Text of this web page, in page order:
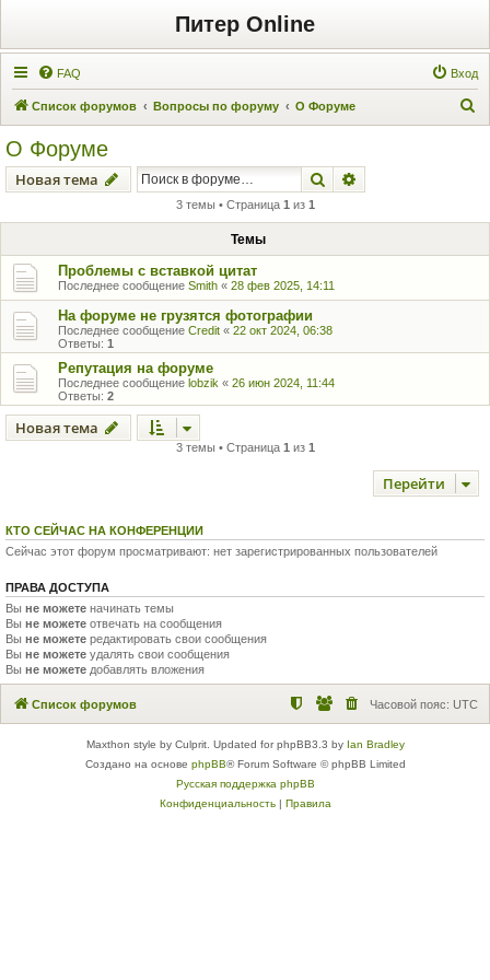
Питер Online
FAQ Вход
Список форумов Вопросы по форуму О Форуме
О Форуме
Новая тема Поиск
3 темы • Страница 1 из 1
Темы
Проблемы с вставкой цитат
Последнее сообщение Smith « 28 фев 2025, 14:11
На форуме не грузятся фотографии
Последнее сообщение Credit « 22 окт 2024, 06:38
Ответы: 1
Репутация на форуме
Последнее сообщение lobzik « 26 июн 2024, 11:44
Ответы: 2
Новая тема
3 темы • Страница 1 из 1
Перейти
КТО СЕЙЧАС НА КОНФЕРЕНЦИИ
Сейчас этот форум просматривают: нет зарегистрированных пользователей
ПРАВА ДОСТУПА
Вы не можете начинать темы
Вы не можете отвечать на сообщения
Вы не можете редактировать свои сообщения
Вы не можете удалять свои сообщения
Вы не можете добавлять вложения
Список форумов Часовой пояс: UTC
Maxthon style by Culprit. Updated for phpBB3.3 by Ian Bradley
Создано на основе phpBB® Forum Software © phpBB Limited
Русская поддержка phpBB
Конфиденциальность| Правила